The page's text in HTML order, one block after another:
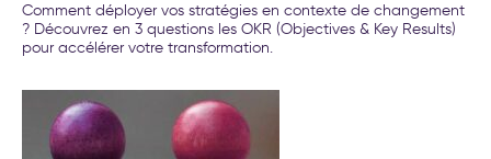
Comment déployer vos stratégies en contexte de changement
? Découvrez en 3 questions les OKR (Objectives & Key Results)
pour accélérer votre transformation.